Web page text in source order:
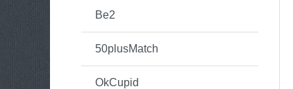
Be2
50plusMatch
OkCupid